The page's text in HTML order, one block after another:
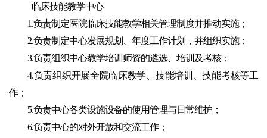
临床技能教学中心
1.负责制定医院临床技能教学相关管理制度并推动实施；
2.负责制定中心发展规划、年度工作计划，并组织实施；
3.负责组织中心教学培训师资的遴选、培训及考核；
4.负责组织开展全院临床教学、技能培训、技能考核等工
作；
5.负责中心各类设施设备的使用管理与日常维护；
6.负责中心的对外开放和交流工作；